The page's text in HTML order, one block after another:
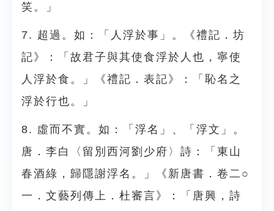
笑。」
7. 超過。如：「人浮於事」。《禮記．坊
記》：「故君子與其使食浮於人也，寧使
人浮於食。」《禮記．表記》：「恥名之
浮於行也。」
8. 虛而不實。如：「浮名」、「浮文」。
唐．李白〈留別西河劉少府〉詩：「東山
春酒綠，歸隱謝浮名。」《新唐書．卷二○
一．文藝列傳上．杜審言》：「唐興，詩